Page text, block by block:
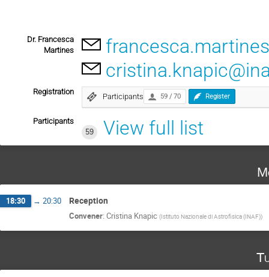
Dr. Francesca
Martines
Registration
Participants 59 / 70 Register
Participants
59
View full list
18:30 → 20:30 Reception
Convener: Cristina Knapic (Istituto Nazionale di Astrofisica (INAF))